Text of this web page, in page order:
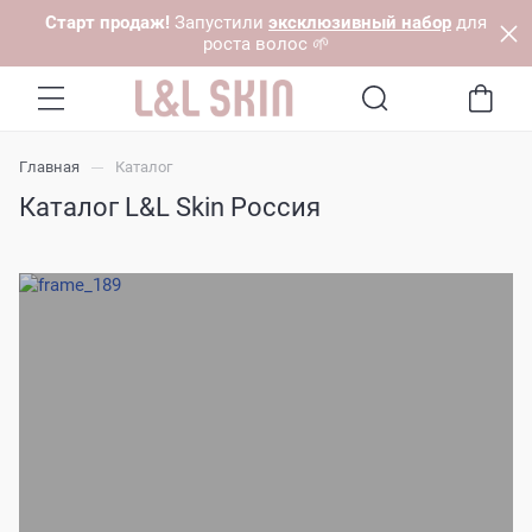
Старт продаж! Запустили эксклюзивный набор для
роста волос 🌱
Главная Каталог
Каталог L&L Skin Россия